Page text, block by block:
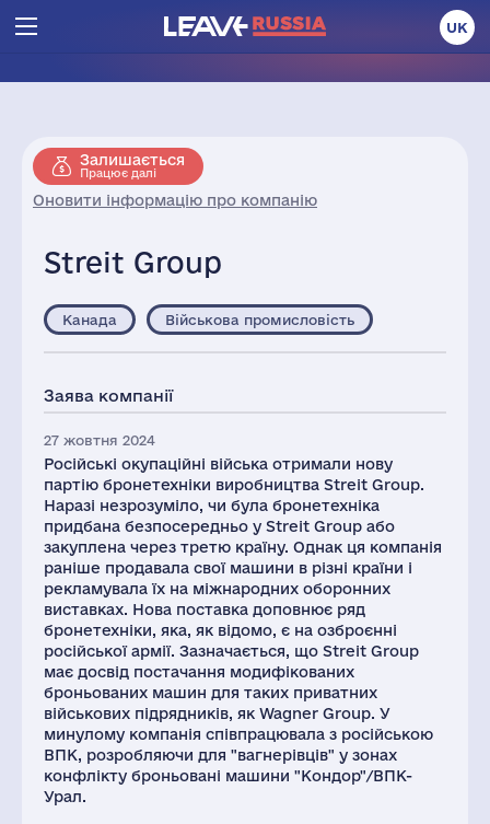
UK
Залишається
Працює далі
Оновити інформацію про компанію
Streit Group
Канада Військова промисловість
Заява компанії
27 жовтня 2024
Російські окупаційні війська отримали нову
партію бронетехніки виробництва Streit Group.
Наразі незрозуміло, чи була бронетехніка
придбана безпосередньо у Streit Group або
закуплена через третю країну. Однак ця компанія
раніше продавала свої машини в різні країни і
рекламувала їх на міжнародних оборонних
виставках. Нова поставка доповнює ряд
бронетехніки, яка, як відомо, є на озброєнні
російської армії. Зазначається, що Streit Group
має досвід постачання модифікованих
броньованих машин для таких приватних
військових підрядників, як Wagner Group. У
минулому компанія співпрацювала з російською
ВПК, розробляючи для "вагнерівців" у зонах
конфлікту броньовані машини "Кондор"/ВПК-
Урал.